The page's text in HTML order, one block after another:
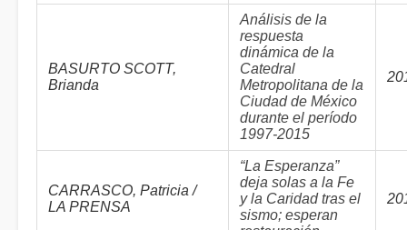
BASURTO SCOTT,
Brianda
Análisis de la
respuesta
dinámica de la
Catedral
Metropolitana de la
Ciudad de México
durante el período
1997-2015
CARRASCO, Patricia /
LA PRENSA
“La Esperanza”
deja solas a la Fe
y la Caridad tras el
sismo; esperan